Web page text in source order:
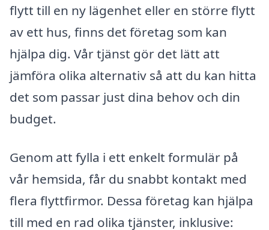
flytt till en ny lägenhet eller en större flytt
av ett hus, finns det företag som kan
hjälpa dig. Vår tjänst gör det lätt att
jämföra olika alternativ så att du kan hitta
det som passar just dina behov och din
budget.
Genom att fylla i ett enkelt formulär på
vår hemsida, får du snabbt kontakt med
flera flyttfirmor. Dessa företag kan hjälpa
till med en rad olika tjänster, inklusive: